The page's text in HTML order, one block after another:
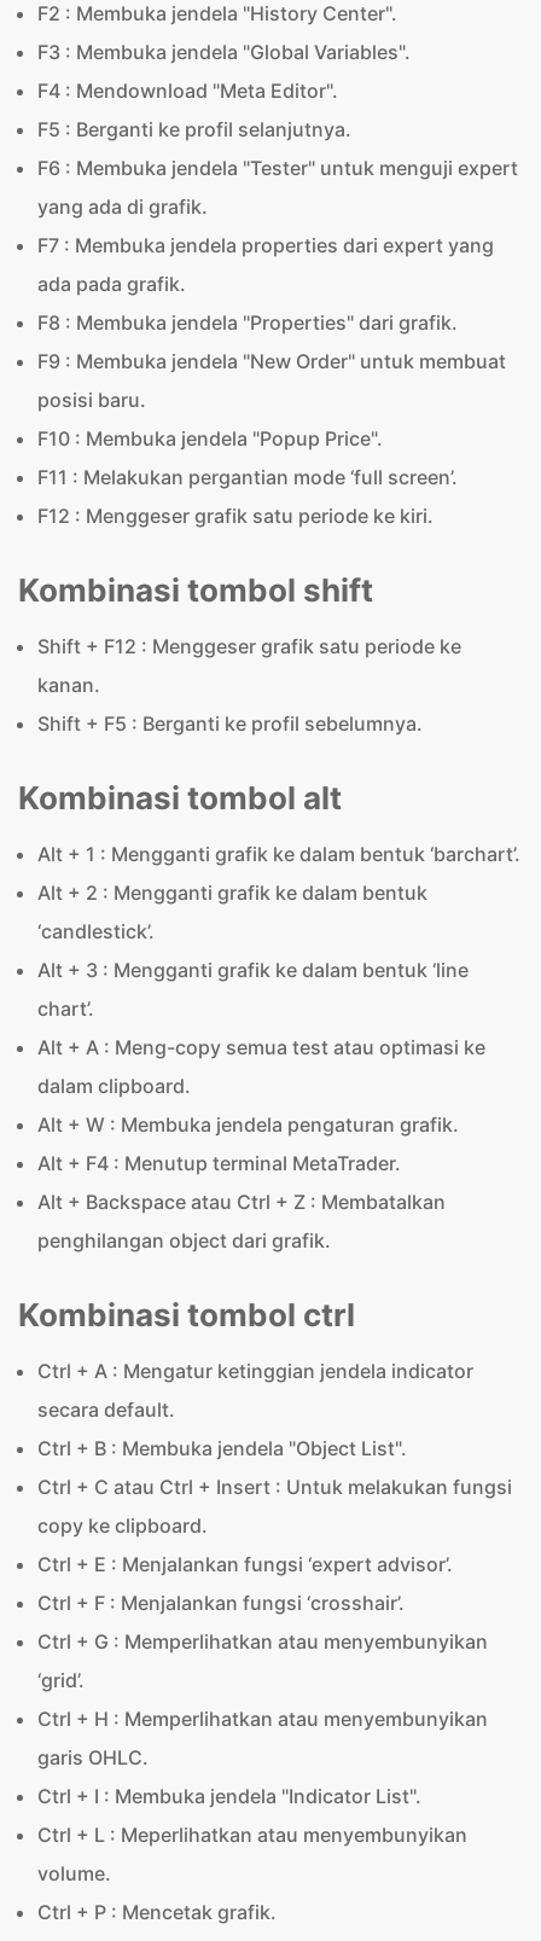
F2 : Membuka jendela "History Center".
F3 : Membuka jendela "Global Variables".
F4 : Mendownload "Meta Editor".
F5 : Berganti ke profil selanjutnya.
F6 : Membuka jendela "Tester" untuk menguji expert
yang ada di grafik.
F7 : Membuka jendela properties dari expert yang
ada pada grafik.
F8 : Membuka jendela "Properties" dari grafik.
F9 : Membuka jendela "New Order" untuk membuat
posisi baru.
F10 : Membuka jendela "Popup Price".
F11 : Melakukan pergantian mode ‘full screen’.
F12 : Menggeser grafik satu periode ke kiri.
Kombinasi tombol shift
Shift + F12 : Menggeser grafik satu periode ke
kanan.
Shift + F5 : Berganti ke profil sebelumnya.
Kombinasi tombol alt
Alt + 1 : Mengganti grafik ke dalam bentuk ‘barchart’.
Alt + 2 : Mengganti grafik ke dalam bentuk
‘candlestick’.
Alt + 3 : Mengganti grafik ke dalam bentuk ‘line
chart’.
Alt + A : Meng-copy semua test atau optimasi ke
dalam clipboard.
Alt + W : Membuka jendela pengaturan grafik.
Alt + F4 : Menutup terminal MetaTrader.
Alt + Backspace atau Ctrl + Z : Membatalkan
penghilangan object dari grafik.
Kombinasi tombol ctrl
Ctrl + A : Mengatur ketinggian jendela indicator
secara default.
Ctrl + B : Membuka jendela "Object List".
Ctrl + C atau Ctrl + Insert : Untuk melakukan fungsi
copy ke clipboard.
Ctrl + E : Menjalankan fungsi ‘expert advisor’.
Ctrl + F : Menjalankan fungsi ‘crosshair’.
Ctrl + G : Memperlihatkan atau menyembunyikan
‘grid’.
Ctrl + H : Memperlihatkan atau menyembunyikan
garis OHLC.
Ctrl + I : Membuka jendela "Indicator List".
Ctrl + L : Meperlihatkan atau menyembunyikan
volume.
Ctrl + P : Mencetak grafik.